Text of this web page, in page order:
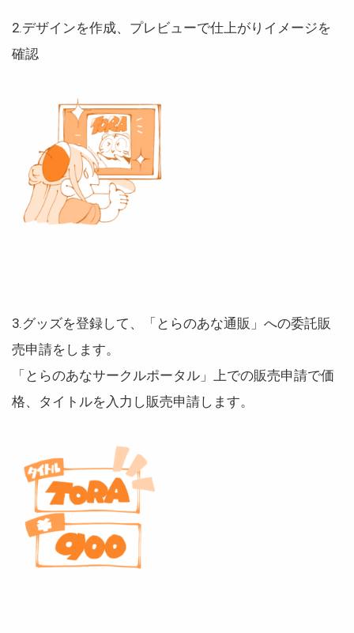
2.デザインを作成、プレビューで仕上がりイメージを
確認
3.グッズを登録して、「とらのあな通販」への委託販
売申請をします。
「とらのあなサークルポータル」上での販売申請で価
格、タイトルを入力し販売申請します。